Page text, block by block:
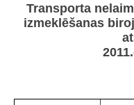
Transporta
izmeklēšanas